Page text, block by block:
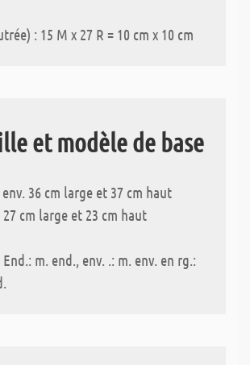
: 15 M x 27 R = 10 cm x 10 cm
et modèle de base
36 cm large et 37 cm haut
cm large et 23 cm haut
m. end., env. .: m. env. en rg.: